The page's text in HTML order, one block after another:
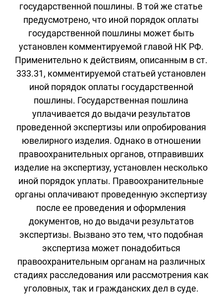
государственной пошлины. В той же статье
предусмотрено, что иной порядок оплаты
государственной пошлины может быть
установлен комментируемой главой НК РФ.
Применительно к действиям, описанным в ст.
333.31, комментируемой статьей установлен
иной порядок оплаты государственной
пошлины. Государственная пошлина
уплачивается до выдачи результатов
проведенной экспертизы или опробирования
ювелирного изделия. Однако в отношении
правоохранительных органов, отправивших
изделие на экспертизу, установлен несколько
иной порядок уплаты. Правоохранительные
органы оплачивают проведенную экспертизу
после ее проведения и оформления
документов, но до выдачи результатов
экспертизы. Вызвано это тем, что подобная
экспертиза может понадобиться
правоохранительным органам на различных
стадиях расследования или рассмотрения как
уголовных, так и гражданских дел в суде.